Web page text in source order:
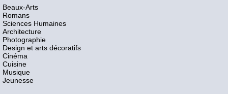
Beaux-Arts
Romans
Sciences Humaines
Architecture
Photographie
Design et arts décoratifs
Cinéma
Cuisine
Musique
Jeunesse